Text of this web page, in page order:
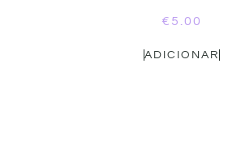
€ 5.00
ADICIONAR